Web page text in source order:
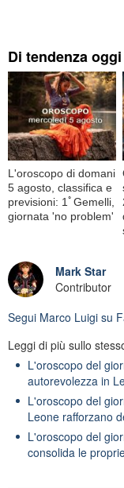
Di tendenza oggi
L'oroscopo di domani
5 agosto, classifica e
previsioni: 1ﾟGemelli,
giornata 'no problem'
Mark Star
Contributor
Segui Marco Luigi su
Leggi di più sullo
L'oroscopo del
autorevolezza in
L'oroscopo del
Leone rafforzano
L'oroscopo del
consolida le